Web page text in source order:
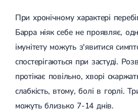
При хронічному характері
Барра ніяк себе не проявляє,
імунітету можуть з'явитися
спостерігаються при застуді.
протікає повільно, хворі
слабкість, втому, болі в горлі.
можуть близько 7-14 днів.